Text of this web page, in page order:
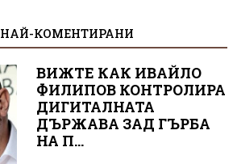
НАЙ-КОМЕНТИРАНИ
ВИЖТЕ КАК ИВАЙЛО
ФИЛИПОВ КОНТРОЛИРА
ДИГИТАЛНАТА
ДЪРЖАВА ЗАД ГЪРБА
НА П...